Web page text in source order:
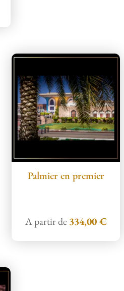
Palmier en premier
A partir de 334,00€